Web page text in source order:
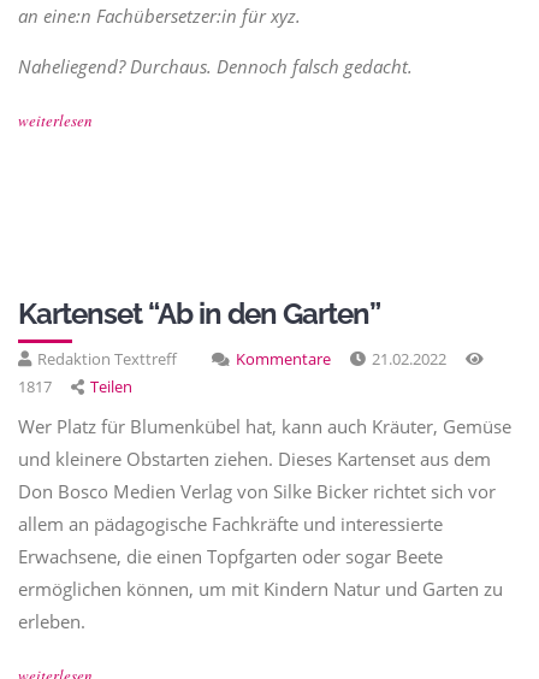
an eine:n Fachübersetzer:in für xyz.
Naheliegend? Durchaus. Dennoch falsch gedacht.
weiterlesen
Kartenset “Ab in den Garten”
Redaktion Texttreff Kommentare
21.02.2022
1817
Teilen
Wer Platz für Blumenkübel hat, kann auch Kräuter, Gemüse
und kleinere Obstarten ziehen. Dieses Kartenset aus dem
Don Bosco Medien Verlag von Silke Bicker richtet sich vor
allem an pädagogische Fachkräfte und interessierte
Erwachsene, die einen Topfgarten oder sogar Beete
ermöglichen können, um mit Kindern Natur und Garten zu
erleben.